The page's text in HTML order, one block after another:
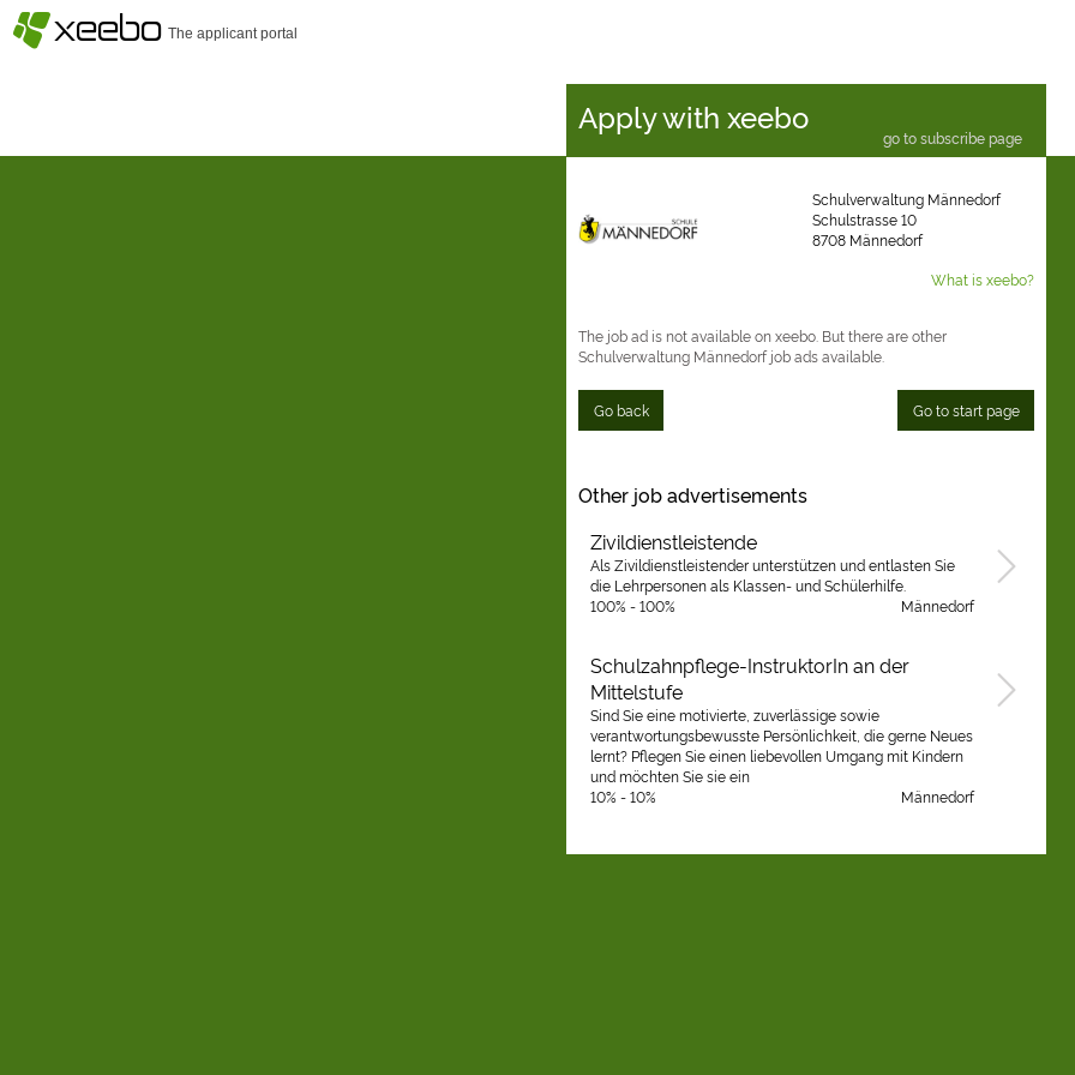
§xeebo The applicant portal
Apply with xeebo
go to subscribe page
Schulverwaltung Männedorf
Schulstrasse 10
8708 Männedorf
What is xeebo?
The job ad is not available on xeebo. But there are other
Schulverwaltung Männedorf job ads available.
Go back Go to start page
Other job advertisements
Zivildienstleistende
Als Zivildienstleistender unterstützen und entlasten Sie
die Lehrpersonen als Klassen- und Schülerhilfe.
100% - 100%
Männedorf
Schulzahnpflege-InstruktorIn an der
Mittelstufe
Sind Sie eine motivierte, zuverlässige sowie
verantwortungsbewusste Persönlichkeit, die gerne Neues
lernt? Pflegen Sie einen liebevollen Umgang mit Kindern
und möchten Sie sie ein
10% - 10%
Männedorf